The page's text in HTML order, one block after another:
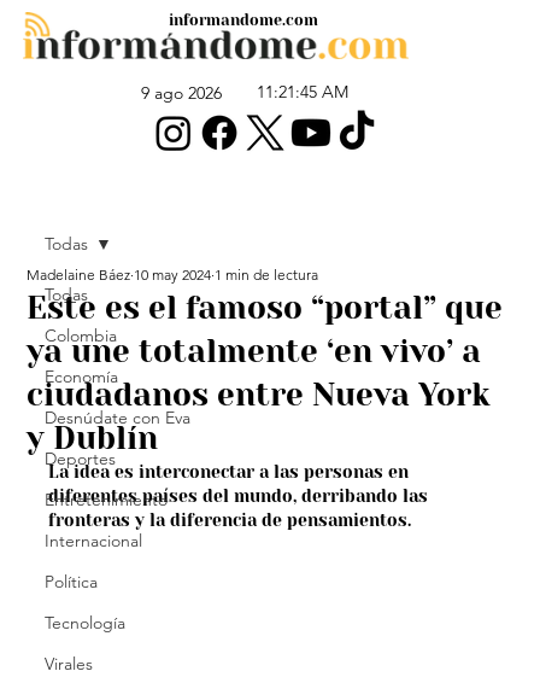
9 ago 2026 11:21:45 AM
informandome.com
Todas
Colombia
Economía
Desnúdate con Eva
Deportes
Entretenimiento
Internacional
Política
Tecnología
Virales
Todas
Este es el famoso “portal” que
ya une totalmente ‘en vivo’ a
ciudadanos entre Nueva York
y Dublín
Madelaine Báez 10 may 2024 1 min de lectura
La idea es interconectar a las personas en
diferentes países del mundo, derribando las
fronteras y la diferencia de pensamientos.